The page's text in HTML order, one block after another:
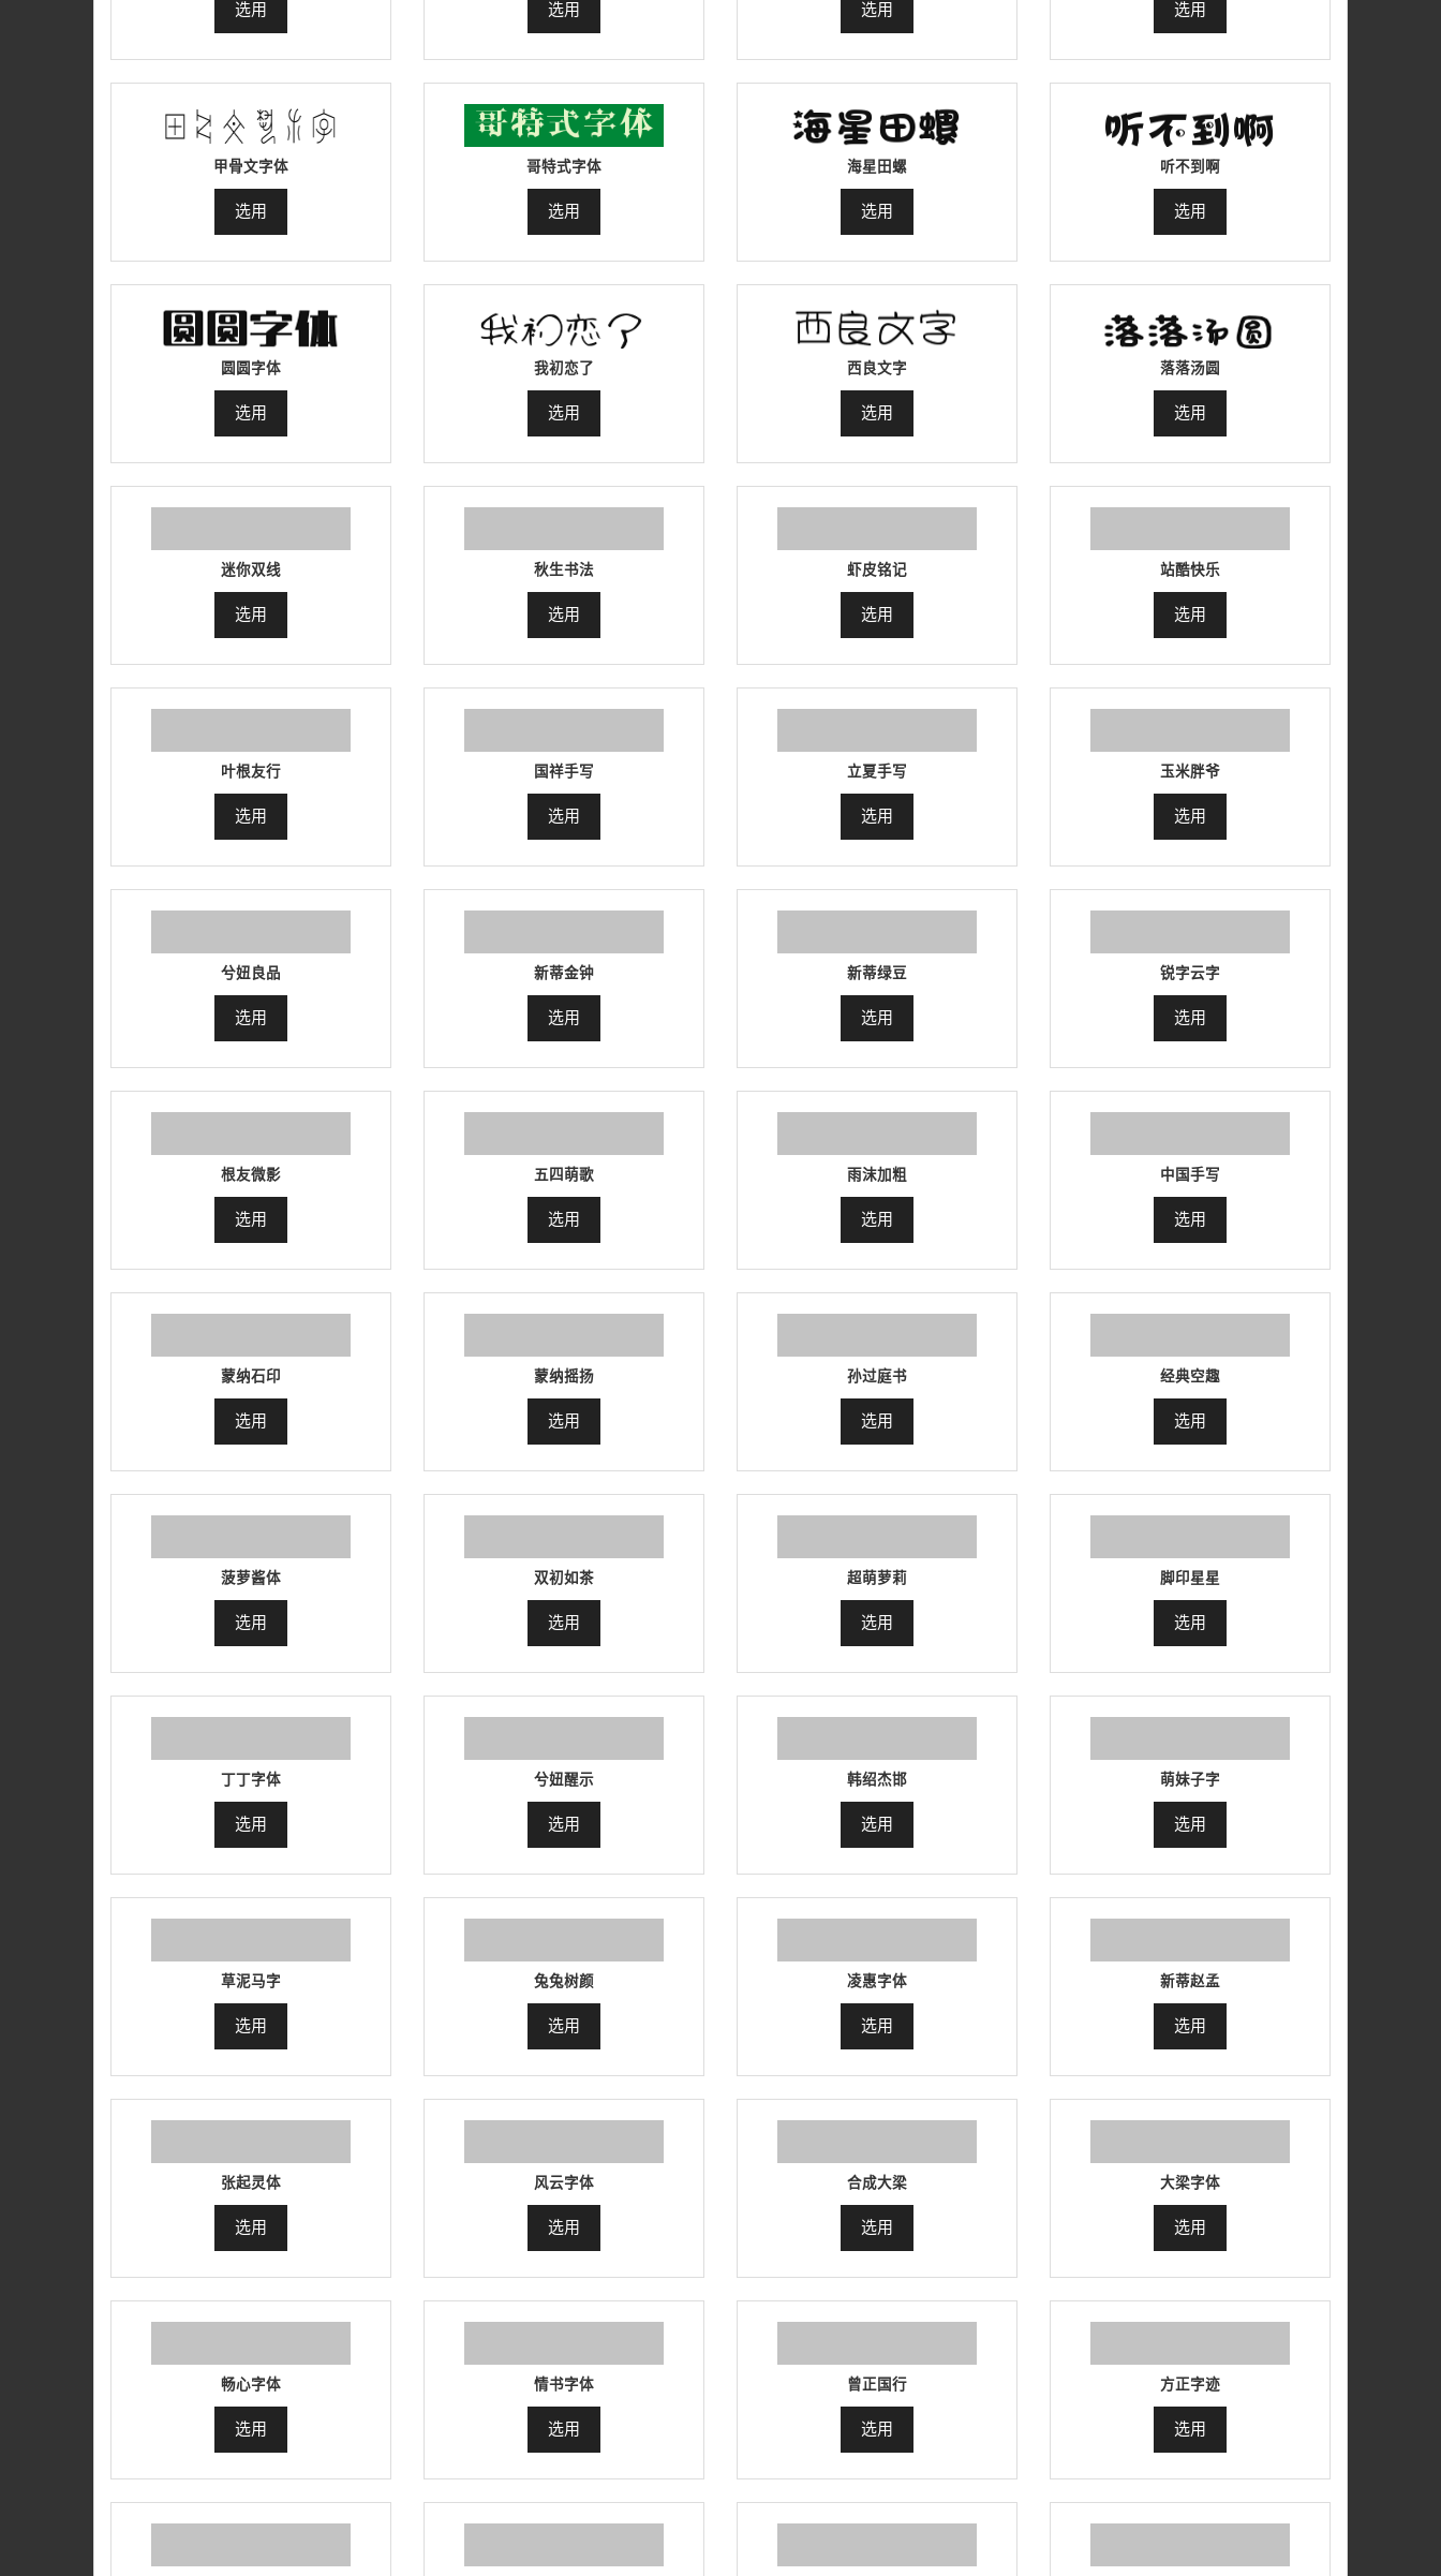
选用 选用 选用 选用
甲骨文字体
选用
哥特式字体
选用
海星田螺
选用
听不到啊
选用
圆圆字体
选用
我初恋了
选用
西良文字
选用
落落汤圆
选用
迷你双线
选用
秋生书法
选用
虾皮铭记
选用
站酷快乐
选用
叶根友行
选用
国祥手写
选用
立夏手写
选用
玉米胖爷
选用
兮妞良品
选用
新蒂金钟
选用
新蒂绿豆
选用
锐字云字
选用
根友微影
选用
五四萌歌
选用
雨沫加粗
选用
中国手写
选用
蒙纳石印
选用
蒙纳摇扬
选用
孙过庭书
选用
经典空趣
选用
菠萝酱体
选用
双初如茶
选用
超萌萝莉
选用
脚印星星
选用
丁丁字体
选用
兮妞醒示
选用
韩绍杰邯
选用
萌妹子字
选用
草泥马字
选用
兔兔树颜
选用
凌惠字体
选用
新蒂赵孟
选用
张起灵体
选用
风云字体
选用
合成大梁
选用
大梁字体
选用
畅心字体
选用
情书字体
选用
曾正国行
选用
方正字迹
选用